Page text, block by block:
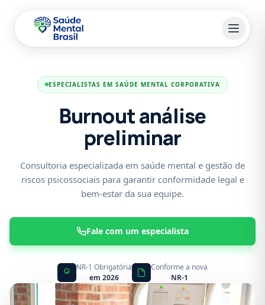
ESPECIALISTAS EM SAÚDE MENTAL CORPORATIVA
Burnout análise
preliminar
Consultoria especializada em saúde mental e gestão de
riscos psicossociais para garantir conformidade legal e
bem-estar da sua equipe.
Fale com um especialista
NR-1 Obrigatória
em 2026
Conforme a nova
NR-1